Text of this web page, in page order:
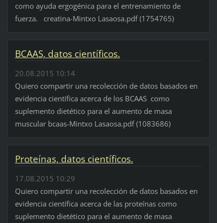
como ayuda ergogénica para el entrenamiento de
fuerza. creatina-Mintxo Lasaosa.pdf (1754765)
BCAAS, datos científicos.
20.08.2015 10:14
Quiero compartir una recolección de datos basados en
evidencia científica acerca de los BCAAS como
suplemento dietético para el aumento de masa
muscular bcaas-Mintxo Lasaosa.pdf (1083686)
Proteínas, datos científicos.
17.08.2015 10:29
Quiero compartir una recolección de datos basados en
evidencia científica acerca de las proteínas como
suplemento dietético para el aumento de masa